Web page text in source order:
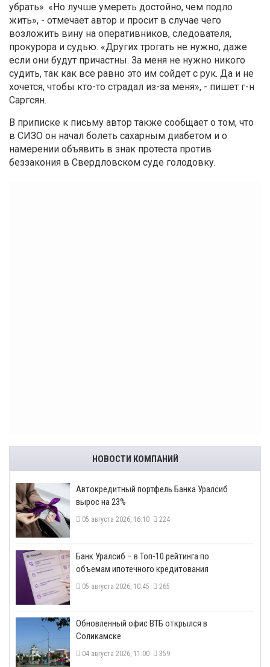
убрать». «Но лучше умереть достойно, чем подло
жить», - отмечает автор и просит в случае чего
возложить вину на оперативников, следователя,
прокурора и судью. «Других трогать не нужно, даже
если они будут причастны. За меня не нужно никого
судить, так как все равно это им сойдет с рук. Да и не
хочется, чтобы кто-то страдал из-за меня», - пишет г-н
Саргсян.
В приписке к письму автор также сообщает о том, что
в СИЗО он начал болеть сахарным диабетом и о
намерении объявить в знак протеста против
беззакония в Свердловском суде голодовку.
НОВОСТИ КОМПАНИЙ
​Автокредитный портфель Банка Уралсиб
вырос на 23%
05 августа 2026, 16:10 224
​Банк Уралсиб – в Топ-10 рейтинга по
объемам ипотечного кредитования
05 августа 2026, 10:45 265
​Обновленный офис ВТБ открылся в
Соликамске
04 августа 2026, 11:00 359